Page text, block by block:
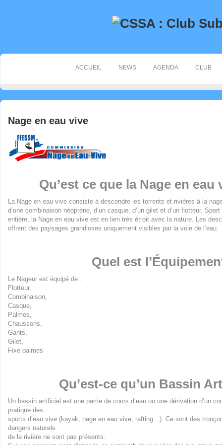
ACCUEIL NEWS AGENDA CLUB
Nage en eau vive
Qu’est ce que la Nage en eau
La Nage en eau vive consiste à descendre les torrents et rivières à la
d’une combinaison néoprène, d’un casque, d’un gilet et d’un flotteur.
entière, la Nage en eau vive est en lien très étroit avec la nature. Les
offrent des paysages grandioses uniquement visibles par la voie de l’eau.
Quel est
Le Nageur est équipé de :
Flotteur,
Combinaison,
Casque,
Palmes,
Chaussons,
Gants,
Gilet,
Fixe palmes
Qu’est-ce qu’un Bassin
Un bassin artificiel est une partie de cours d’eau ou une dérivation d’un
pratique des
sports d’eau vive (kayak, nage en eau vive, rafting…). Ce sont des
dangers naturels
de la rivière ne sont pas présents.